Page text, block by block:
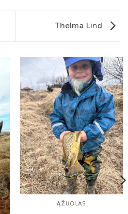
Thelma Lind
ĄŽUOLAS